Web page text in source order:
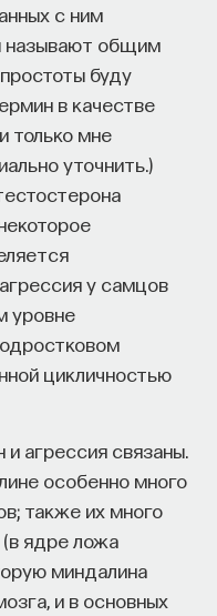
с ним
называют общим
буду
в качестве
только мне
уточнить.)
у самцов
уровне
цикличностью
агрессия связаны.
особенно много
также их много
(в ядре ложа
миндалина
и в основных